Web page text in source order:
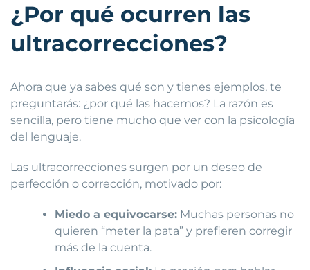
¿Por qué ocurren las
ultracorrecciones?
Ahora que ya sabes qué son y tienes ejemplos, te
preguntarás: ¿por qué las hacemos? La razón es
sencilla, pero tiene mucho que ver con la psicología
del lenguaje.
Las ultracorrecciones surgen por un deseo de
perfección o corrección, motivado por:
Miedo a equivocarse: Muchas personas no
quieren “meter la pata” y prefieren corregir
más de la cuenta.